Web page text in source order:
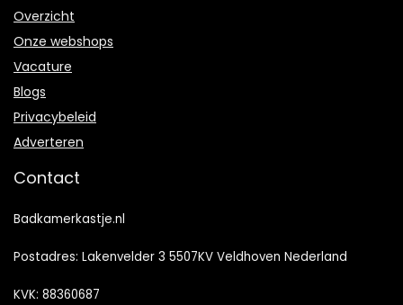
Overzicht
Onze webshops
Vacature
Blogs
Privacybeleid
Adverteren
Contact
Badkamerkastje.nl
Postadres: Lakenvelder 3 5507KV Veldhoven Nederland
KVK: 88360687